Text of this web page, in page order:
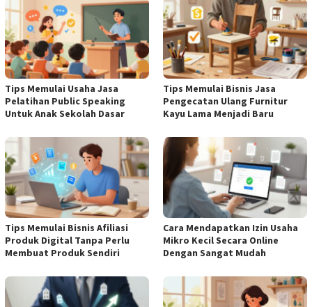
Tips Memulai Usaha Jasa
Pelatihan Public Speaking
Untuk Anak Sekolah Dasar
Tips Memulai Bisnis Jasa
Pengecatan Ulang Furnitur
Kayu Lama Menjadi Baru
Tips Memulai Bisnis Afiliasi
Produk Digital Tanpa Perlu
Membuat Produk Sendiri
Cara Mendapatkan Izin Usaha
Mikro Kecil Secara Online
Dengan Sangat Mudah